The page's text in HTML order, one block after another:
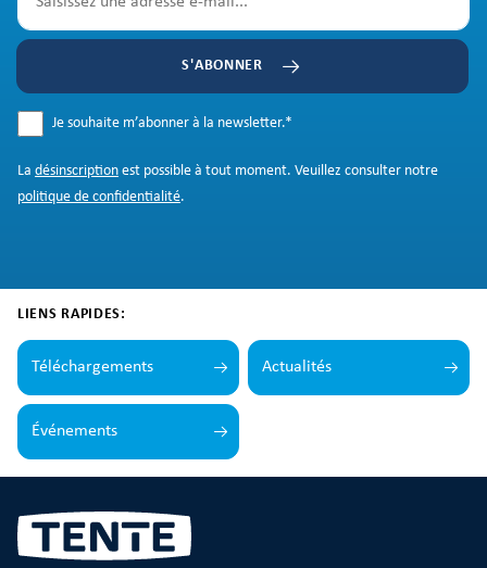
S'ABONNER
Je souhaite m’abonner à la newsletter.*
La désinscription est possible à tout moment. Veuillez consulter notre
politique de confidentialité.
LIENS RAPIDES:
Téléchargements Actualités
Événements